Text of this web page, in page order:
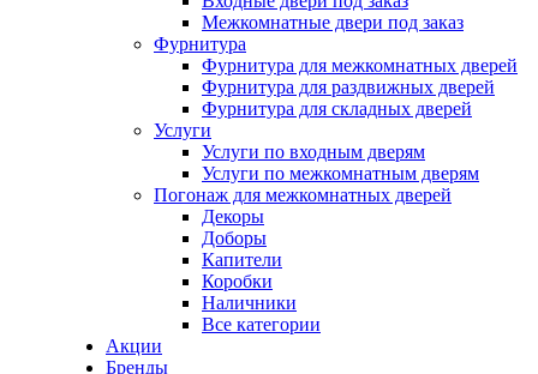
Межкомнатные двери под заказ
Фурнитура
Фурнитура для межкомнатных дверей
Фурнитура для раздвижных дверей
Фурнитура для складных дверей
Услуги
Услуги по входным дверям
Услуги по межкомнатным дверям
Погонаж для межкомнатных дверей
Декоры
Доборы
Капители
Коробки
Наличники
Все категории
Акции
Бренды